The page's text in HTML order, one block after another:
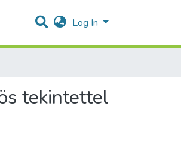
Log In
tekintettel